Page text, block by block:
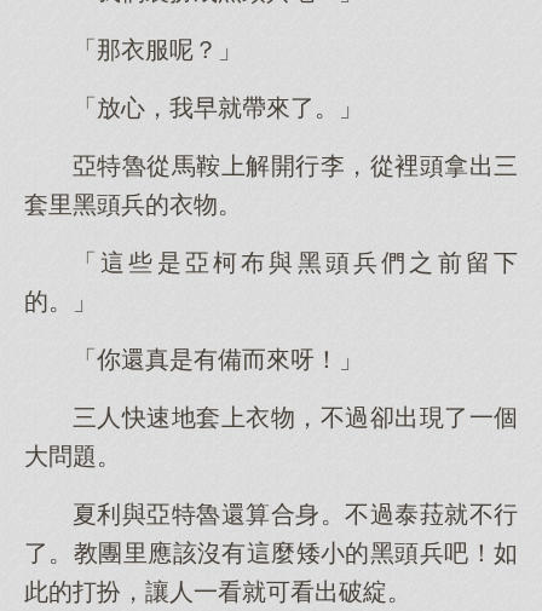
「那衣服呢？」
「放心，我早就帶來了。」
亞特魯從馬鞍上解開行李，從裡頭拿出三
套里黑頭兵的衣物。
「這些是亞柯布與黑頭兵們之前留下
的。」
「你還真是有備而來呀！」
三人快速地套上衣物，不過卻出現了一個
大問題。
夏利與亞特魯還算合身。不過泰菈就不行
了。教團里應該沒有這麼矮小的黑頭兵吧！如
此的打扮，讓人一看就可看出破綻。